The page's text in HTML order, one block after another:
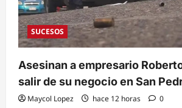
SUCESOS
Asesinan a empresario
salir de su negocio en San
Maycol Lopez hace 12 horas 0